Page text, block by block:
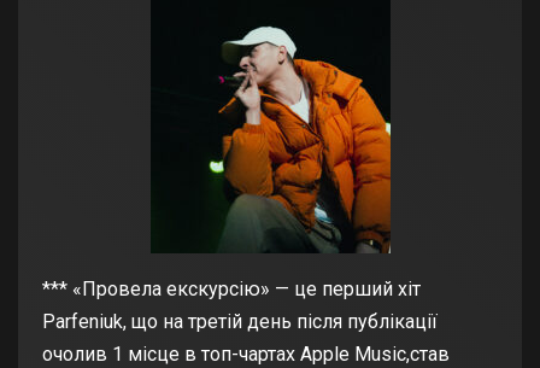
*** «Провела екскурсію» — це перший хіт
Parfeniuk, що на третій день після публікації
очолив 1 місце в топ-чартах Apple Music,став